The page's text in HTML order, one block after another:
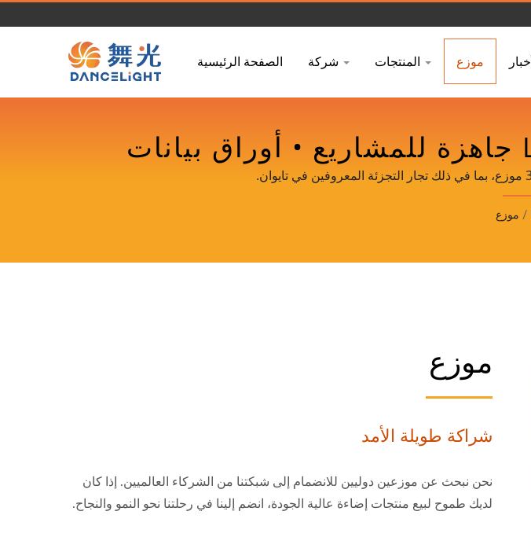
الصفحة الرئيسية موزع
شراكة طويلة الأمد | أضواء LED جاهزة للمشاريع • أوراق بيانات
/ موزع
موزع
شراكة طويلة الأمد
نحن نبحث عن موزعين دوليين للانضمام إلى شبكتنا من الشركاء العالميين. إذا كان
لديك طموح لبيع منتجات إضاءة عالية الجودة، انضم إلينا في رحلتنا نحو النمو والنجاح.